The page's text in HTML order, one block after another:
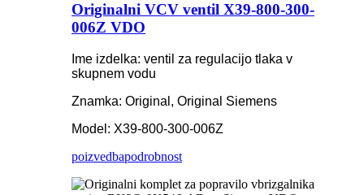
Originalni VCV ventil X39-800-300-
006Z VDO
Ime izdelka: ventil za regulacijo tlaka v
skupnem vodu
Znamka: Original, Original Siemens
Model: X39-800-300-006Z
poizvedbapodrobnost